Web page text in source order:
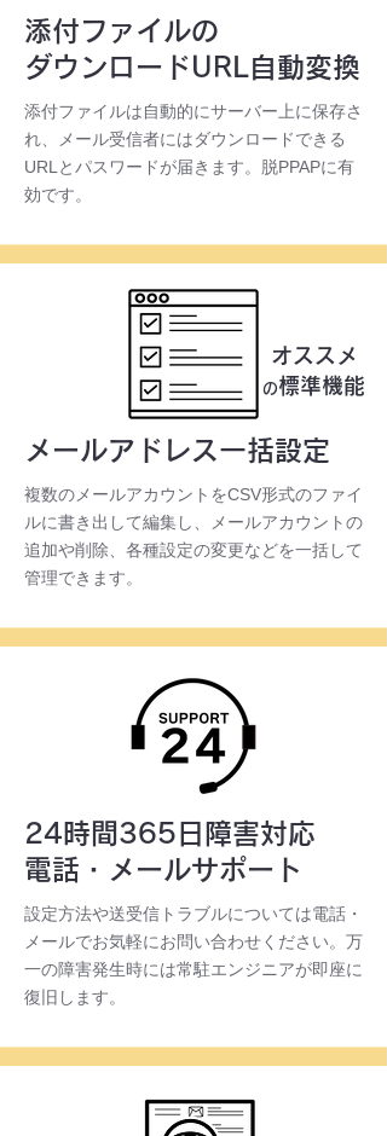
添付ファイルの
ダウンロードURL自動変換
添付ファイルは自動的にサーバー上に保存さ
れ、メール受信者にはダウンロードできる
URLとパスワードが届きます。脱PPAPに有
効です。
メールアドレス一括設定
複数のメールアカウントをCSV形式のファイ
ルに書き出して編集し、メールアカウントの
追加や削除、各種設定の変更などを一括して
管理できます。
24時間365日障害対応
電話・メールサポート
設定方法や送受信トラブルについては電話・
メールでお気軽にお問い合わせください。万
一の障害発生時には常駐エンジニアが即座に
復旧します。
オススメ
の標準機能